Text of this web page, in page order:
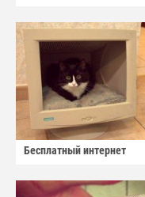
Бесплатный интернет